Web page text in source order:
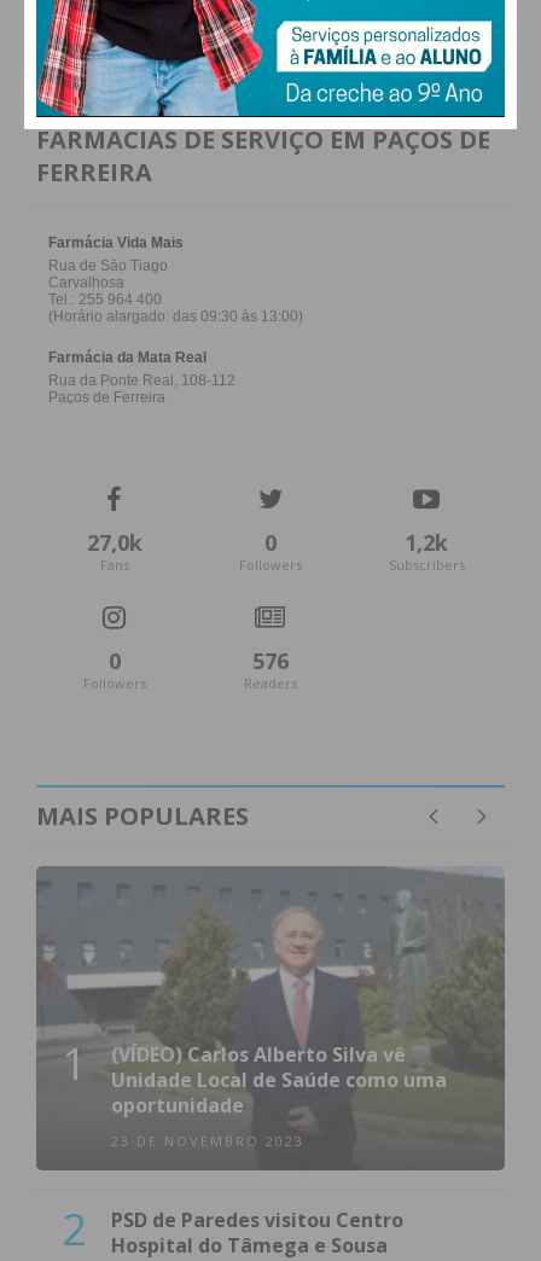
atualizada.
Eu li e concordo com os
FARMACIAS DE SERVIÇO EM PAÇOS DE
FERREIRA
27,0k
Fans
0
Followers
1,2k
Subscribers
0
Followers
576
Readers
MAIS POPULARES
1
(VÍDEO) Carlos Alberto Silva vê
Unidade Local de Saúde como uma
oportunidade
23 DE NOVEMBRO 2023
2
PSD de Paredes visitou Centro
Hospital do Tâmega e Sousa